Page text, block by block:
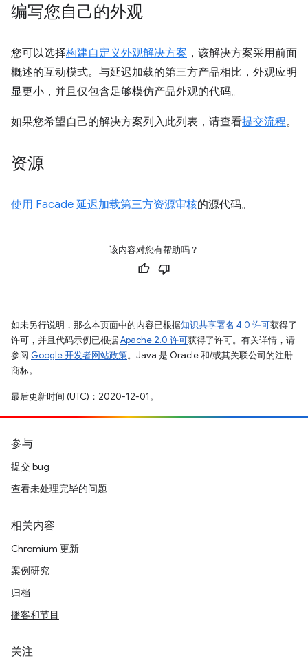
编写您自己的外观
您可以选择构建自定义外观解决方案 ，该解决方案采用前面
概述的互动模式。与延迟加载的第三方产品相比，外观应明
显更小，并且仅包含足够模仿产品外观的代码。
如果您希望自己的解决方案列入此列表，请查看提交流程。
资源
使用 Facade 延迟加载第三方资源审核的源代码。
该内容对您有帮助吗？
如未另行说明，那么本页面中的内容已根据知识共享署名 4.0 许可获得了
许可，并且代码示例已根据Apache 2.0 许可获得了许可。有关详情，请
参阅 Google 开发者网站政策。Java 是 Oracle 和/或其关联公司的注册
商标。
最后更新时间 (UTC)：2020-12-01。
参与
提交 bug
查看未处理完毕的问题
相关内容
Chromium 更新
案例研究
归档
播客和节目
关注